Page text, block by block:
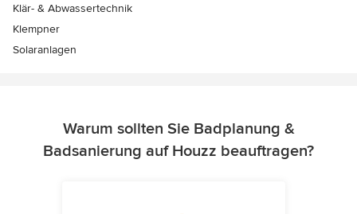
Klär- & Abwassertechnik
Klempner
Solaranlagen
Warum sollten Sie Badplanung &
Badsanierung auf Houzz beauftragen?